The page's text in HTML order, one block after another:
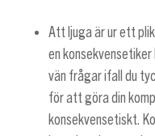
Att ljuga är ur ett
en
vän frågar ifall du
för att göra din
konsekvensetiskt.